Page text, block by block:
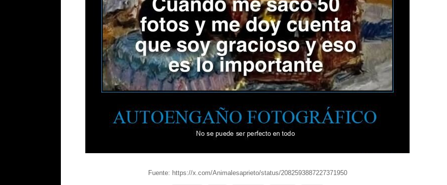
Fuente: https://x.com/Animalesaprieto/status/2082593887227371950